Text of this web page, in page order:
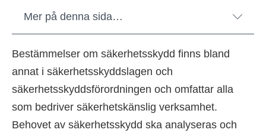
Mer på denna sida…
Bestämmelser om säkerhetsskydd finns bland
annat i säkerhetsskyddslagen och
säkerhetsskyddsförordningen och omfattar alla
som bedriver säkerhetskänslig verksamhet.
Behovet av säkerhetsskydd ska analyseras och